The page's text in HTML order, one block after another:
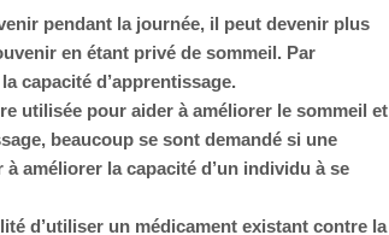
pendant la journée, il peut devenir plus
en étant privé de sommeil. Par
capacité d’apprentissage.
utilisée pour aider à améliorer le sommeil et
beaucoup se sont demandé si une
améliorer la capacité d’un individu à se
d’utiliser un médicament existant contre la